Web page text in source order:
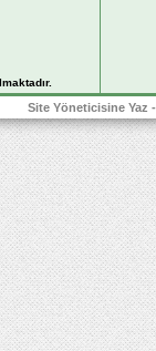
Site Yöneticisine Yaz